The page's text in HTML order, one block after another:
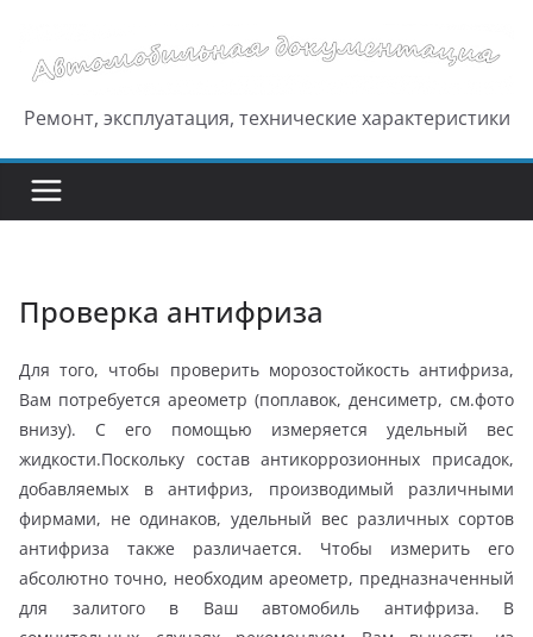
содержимому
Ремонт, эксплуатация, технические характеристики
Проверка антифриза
Для того, чтобы проверить морозостойкость антифриза,
Вам потребуется ареометр (поплавок, денсиметр, см.фото
внизу). С его помощью измеряется удельный вес
жидкости.Поскольку состав антикоррозионных присадок,
добавляемых в антифриз, производимый различными
фирмами, не одинаков, удельный вес различных сортов
антифриза также различается. Чтобы измерить его
абсолютно точно, необходим ареометр, предназначенный
для залитого в Ваш автомобиль антифриза. В